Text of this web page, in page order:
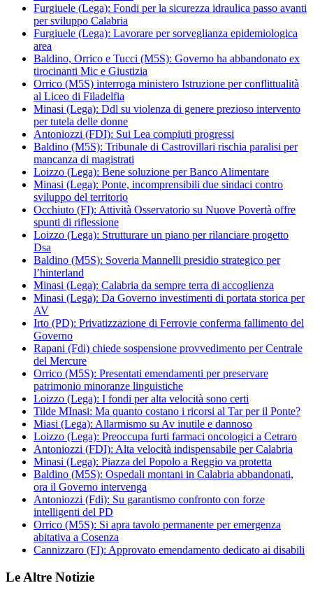
Furgiuele (Lega): Fondi per la sicurezza idraulica passo avanti
per sviluppo Calabria
Furgiuele (Lega): Lavorare per sorveglianza epidemiologica
area
Baldino, Orrico e Tucci (M5S): Governo ha abbandonato ex
tirocinanti Mic e Giustizia
Orrico (M5S) interroga ministero Istruzione per conflittualità
al Liceo di Filadelfia
Minasi (Lega): Ddl su violenza di genere prezioso intervento
per tutela delle donne
Antoniozzi (FDI): Sui Lea compiuti progressi
Baldino (M5S): Tribunale di Castrovillari rischia paralisi per
mancanza di magistrati
Loizzo (Lega): Bene soluzione per Banco Alimentare
Minasi (Lega): Ponte, incomprensibili due sindaci contro
sviluppo del territorio
Occhiuto (FI): Attività Osservatorio su Nuove Povertà offre
spunti di riflessione
Loizzo (Lega): Strutturare un piano per rilanciare progetto
Dsa
Baldino (M5S): Soveria Mannelli presidio strategico per
l’hinterland
Minasi (Lega): Calabria da sempre terra di accoglienza
Minasi (Lega): Da Governo investimenti di portata storica per
AV
Irto (PD): Privatizzazione di Ferrovie conferma fallimento del
Governo
Rapani (Fdi) chiede sospensione provvedimento per Centrale
del Mercure
Orrico (M5S): Presentati emendamenti per preservare
patrimonio minoranze linguistiche
Loizzo (Lega): I fondi per alta velocità sono certi
Tilde MInasi: Ma quanto costano i ricorsi al Tar per il Ponte?
Miasi (Lega): Allarmismo su Av inutile e dannoso
Loizzo (Lega): Preoccupa furti farmaci oncologici a Cetraro
Antoniozzi (FDI): Alta velocità indispensabile per Calabria
Minasi (Lega): Piazza del Popolo a Reggio va protetta
Baldino (M5S): Ospedali montani in Calabria abbandonati,
ora il Governo intervenga
Antoniozzi (Fdi): Su garantismo confronto con forze
intelligenti del PD
Orrico (M5S): Si apra tavolo permanente per emergenza
abitativa a Cosenza
Cannizzaro (FI): Approvato emendamento dedicato ai disabili
Le Altre Notizie